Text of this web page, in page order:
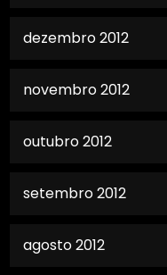
dezembro 2012
novembro 2012
outubro 2012
setembro 2012
agosto 2012